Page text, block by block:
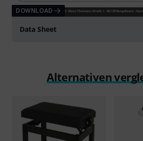
DOWNLOAD
Data Sheet
Alternativen